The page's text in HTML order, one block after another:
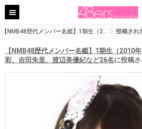
【NMB48歴代メンバー名鑑】1期生（2… 投稿され
【NMB48歴代メンバー名鑑】1期生（2010
彩、吉田朱里、渡辺美優紀など26名に投稿